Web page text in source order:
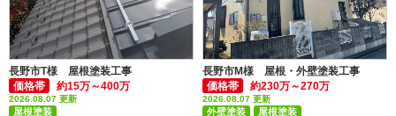
長野市T様 屋根塗装工事
価格帯
約15万～400万
2026.08.07 更新
屋根塗装
長野市M様 屋根・外壁塗装工事
価格帯
約230万～270万
2026.08.07 更新
外壁塗装
屋根塗装